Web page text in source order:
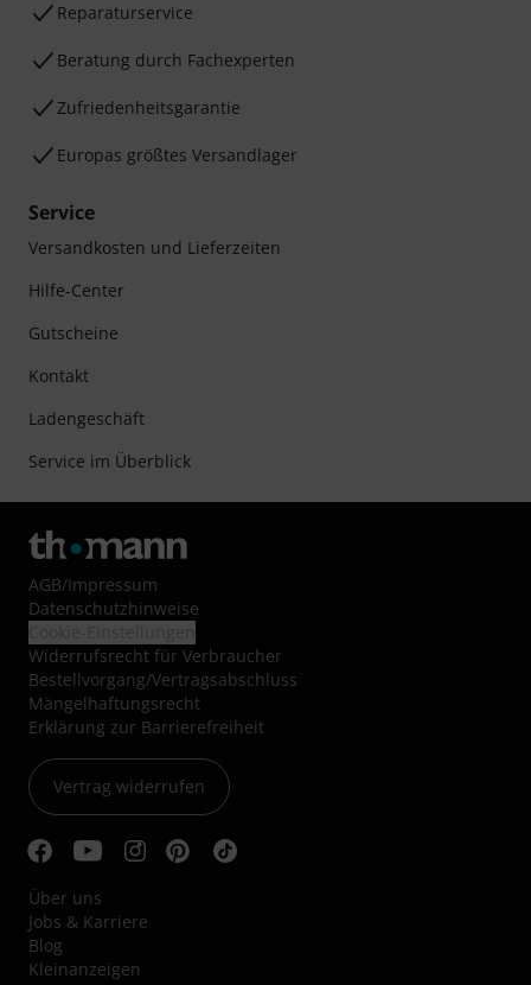
Reparaturservice
Beratung durch Fachexperten
Zufriedenheitsgarantie
Europas größtes Versandlager
Service
Versandkosten und Lieferzeiten
Hilfe-Center
Gutscheine
Kontakt
Ladengeschäft
Service im Überblick
AGB/Impressum
Datenschutzhinweise
Widerrufsrecht für Verbraucher
Bestellvorgang/Vertragsabschluss
Mängelhaftungsrecht
Erklärung zur Barrierefreiheit
Vertrag widerrufen
Über uns
Jobs & Karriere
Blog
Kleinanzeigen